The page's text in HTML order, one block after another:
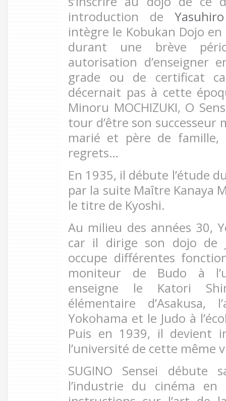
introduction de
intègre le Kobukan Dojo
durant une brève
autorisation d’enseigner
grade ou de certificat
décernait pas à cette
Minoru MOCHIZUKI, O
tour d’être son successeur
marié et père de famille,
regrets…
En 1935, il débute l’étude
par la suite Maître Kanaya
le titre de Kyoshi.
Au milieu des années 30,
car il dirige son dojo de
occupe différentes
moniteur de Budo à
enseigne le Katori
élémentaire
Yokohama et le Judo à
Puis en 1939, il devient
l’université de cette même
SUGINO Sensei débute
l’industrie du cinéma